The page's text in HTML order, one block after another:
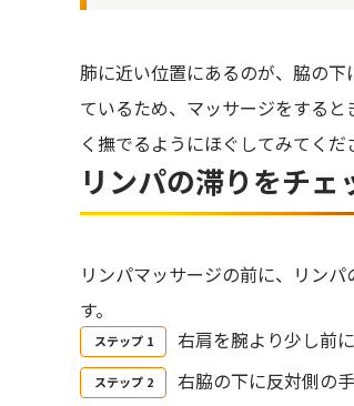
肺に近い位置にあるのが、脇の
ているため、マッサージをする
く撫でるようにほぐしてみてくだ
リンパの滞りをチェ
リンパマッサージの前に、リン
す。
右肩を腕より少し前
右脇の下に反対側の